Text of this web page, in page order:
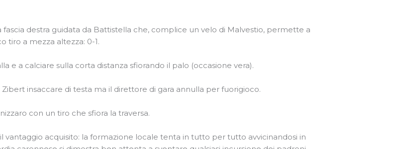
fascia destra guidata da Battistella che, complice un velo di Malvestio, permette a
tiro a mezza altezza: 0-1.
e a calciare sulla corta distanza sfiorando il palo (occasione vera).
insaccare di testa ma il direttore di gara annulla per fuorigioco.
con un tiro che sfiora la traversa.
vantaggio acquisito: la formazione locale tenta in tutto per tutto avvicinandosi in